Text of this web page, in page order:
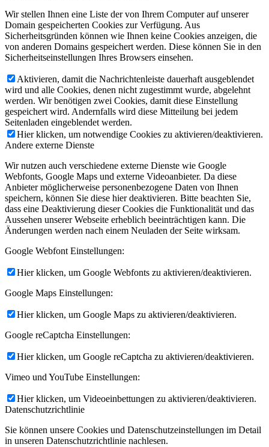
Wir stellen Ihnen eine Liste der von Ihrem Computer auf unserer
Domain gespeicherten Cookies zur Verfügung. Aus
Sicherheitsgründen können wie Ihnen keine Cookies anzeigen, die
von anderen Domains gespeichert werden. Diese können Sie in den
Sicherheitseinstellungen Ihres Browsers einsehen.
Aktivieren, damit die Nachrichtenleiste dauerhaft ausgeblendet
wird und alle Cookies, denen nicht zugestimmt wurde, abgelehnt
werden. Wir benötigen zwei Cookies, damit diese Einstellung
gespeichert wird. Andernfalls wird diese Mitteilung bei jedem
Seitenladen eingeblendet werden.
Hier klicken, um notwendige Cookies zu aktivieren/deaktivieren.
Andere externe Dienste
Wir nutzen auch verschiedene externe Dienste wie Google
Webfonts, Google Maps und externe Videoanbieter. Da diese
Anbieter möglicherweise personenbezogene Daten von Ihnen
speichern, können Sie diese hier deaktivieren. Bitte beachten Sie,
dass eine Deaktivierung dieser Cookies die Funktionalität und das
Aussehen unserer Webseite erheblich beeinträchtigen kann. Die
Änderungen werden nach einem Neuladen der Seite wirksam.
Google Webfont Einstellungen:
Hier klicken, um Google Webfonts zu aktivieren/deaktivieren.
Google Maps Einstellungen:
Hier klicken, um Google Maps zu aktivieren/deaktivieren.
Google reCaptcha Einstellungen:
Hier klicken, um Google reCaptcha zu aktivieren/deaktivieren.
Vimeo und YouTube Einstellungen:
Hier klicken, um Videoeinbettungen zu aktivieren/deaktivieren.
Datenschutzrichtlinie
Sie können unsere Cookies und Datenschutzeinstellungen im Detail
in unseren Datenschutzrichtlinie nachlesen.